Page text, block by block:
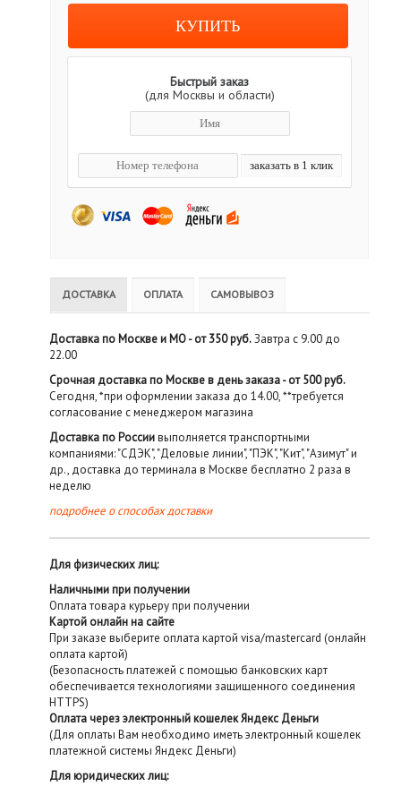
Быстрый заказ
(для Москвы и области)
ДОСТАВКА ОПЛАТА САМОВЫВОЗ
Доставка по Москве и МО - от 350 руб.Завтра с 9.00 до
22.00
Срочная доставка по Москве в день заказа - от 500 руб.
Сегодня, *при оформлении заказа до 14.00, **требуется
согласование с менеджером магазина
Доставка по Россиивыполняется транспортными
компаниями: "СДЭК", "Деловые линии", "ПЭК", "Кит", "Азимут" и
др., доставка до терминала в Москве бесплатно 2 раза в
неделю
подробнее о способах доставки
Для физических лиц:
Наличными при получении
Оплата товара курьеру при получении
Картой онлайн на сайте
При заказе выберите оплата картой visa/mastercard (онлайн
оплата картой)
(Безопасность платежей с помощью банковских карт
обеспечивается технологиями защищенного соединения
HTTPS)
Оплата через электронный кошелек Яндекс Деньги
(Для оплаты Вам необходимо иметь электронный кошелек
платежной системы Яндекс Деньги)
Для юридических лиц: